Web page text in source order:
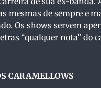
mesmas de sempre e
Os shows servem
“qualquer nota” do
CARAMELLOWS